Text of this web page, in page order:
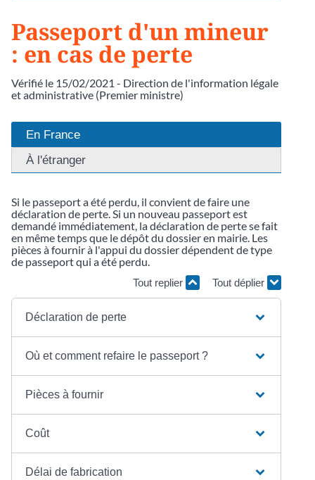
Passeport d'un mineur
: en cas de perte
Vérifié le 15/02/2021 - Direction de l'information légale
et administrative (Premier ministre)
En France
À l'étranger
Si le passeport a été perdu, il convient de faire une
déclaration de perte. Si un nouveau passeport est
demandé immédiatement, la déclaration de perte se fait
en même temps que le dépôt du dossier en mairie. Les
pièces à fournir à l'appui du dossier dépendent de type
de passeport qui a été perdu.
Tout replier Tout déplier
Déclaration de perte
Où et comment refaire le passeport ?
Pièces à fournir
Coût
Délai de fabrication